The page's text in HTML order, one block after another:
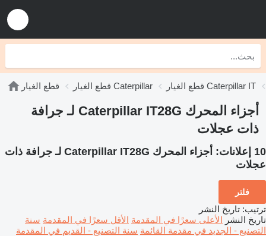
قطع الغيار قطع الغيار Caterpillar قطع الغيار Caterpillar IT
أجزاء المحرك Caterpillar IT28G لـ جرافة
ذات عجلات
10 إعلانات:
أجزاء المحرك Caterpillar IT28G لـ جرافة ذات
عجلات
فلتر
ترتيب: تاريخ النشر
تاريخ النشر الأعلى سعرًا في المقدمة الأقل سعرًا في المقدمة سنة
التصنيع - الجديد في مقدمة القائمة سنة التصنيع - القديم في المقدمة